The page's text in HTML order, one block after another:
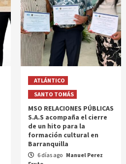
ATLÁNTICO
SANTO TOMÁS
MSO RELACIONES PÚBLICAS
S.A.S acompaña el cierre
de un hito para la
formación cultural en
Barranquilla
6 días ago Manuel Perez